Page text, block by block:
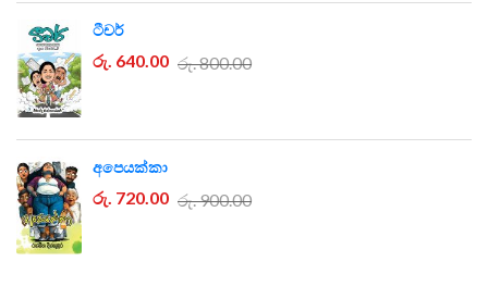
ටීචර්
රු. 640.00 රු. 800.00
අපෙයක්කා
රු. 720.00 රු. 900.00